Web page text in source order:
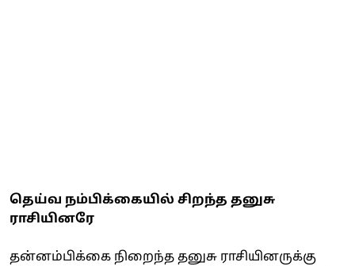
தெய்வ நம்பிக்கையில் சிறந்த தனுசு
ராசியினரே
தன்னம்பிக்கை நிறைந்த தனுசு ராசியினருக்கு